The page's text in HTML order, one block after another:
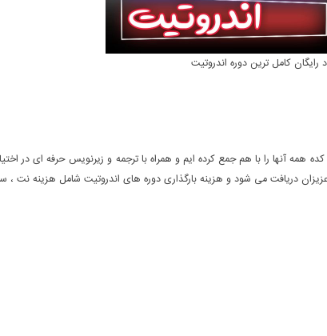
رایگان کامل ترین دوره اندروتیت
همه آنها را با هم جمع کرده ایم و همراه با ترجمه و زیرنویس حرفه ای در
دریافت می شود و هزینه بارگذاری دوره های اندروتیت شامل هزینه نت